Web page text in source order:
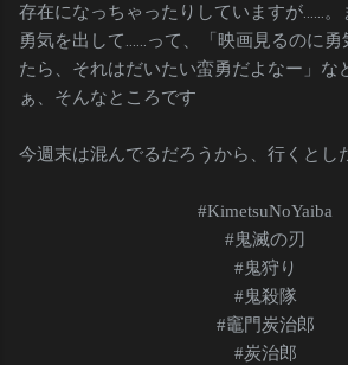
存在になっちゃったりしていますが……。
勇気を出して……って、「映画見るのに勇
たら、それはだいたい蛮勇だよなー」な
ぁ、そんなところです
今週末は混んでるだろうから、行くとし
#KimetsuNoYaiba
#鬼滅の刃
#鬼狩り
#鬼殺隊
#竈門炭治郎
#炭治郎